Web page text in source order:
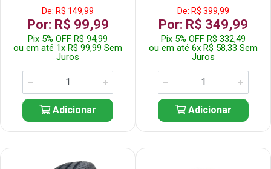
De: R$ 149,99
Por: R$ 99,99
Pix 5% OFF R$ 94,99
ou em até 1x R$ 99,99 Sem
Juros
Adicionar
De: R$ 399,99
Por: R$ 349,99
Pix 5% OFF R$ 332,49
ou em até 6x R$ 58,33 Sem
Juros
Adicionar